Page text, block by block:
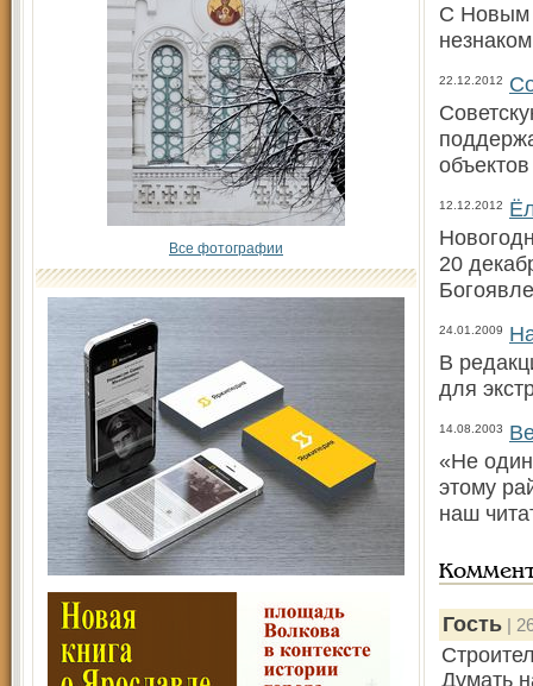
Все фотографии
С Новым
22.12.2012
12.12.2012
20
24.01.2009
В
для
14.08.2003
«Не
этому
наш
Гость |
Думать